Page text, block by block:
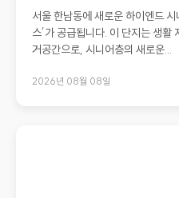
서울 한남동에 새로운 하이엔드
스’가 공급됩니다. 이 단지는 생활
거공간으로, 시니어층의 새로운...
2026년 08월 08일